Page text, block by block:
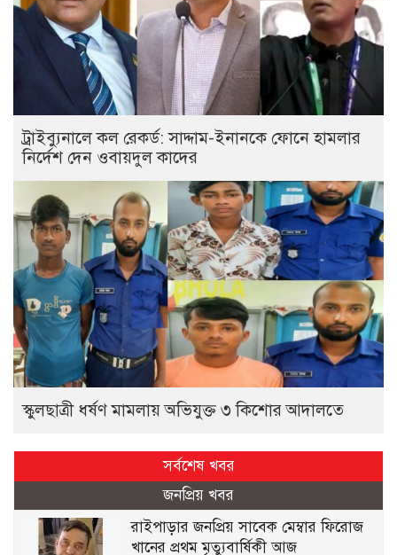
ট্রাইব্যুনালে কল রেকর্ড: সাদ্দাম-ইনানকে ফোনে হামলার
নির্দেশ দেন ওবায়দুল কাদের
স্কুলছাত্রী ধর্ষণ মামলায় অভিযুক্ত ৩ কিশোর আদালতে
সর্বশেষ খবর
জনপ্রিয় খবর
রাইপাড়ার জনপ্রিয় সাবেক মেম্বার ফিরোজ
খানের প্রথম মৃত্যুবার্ষিকী আজ